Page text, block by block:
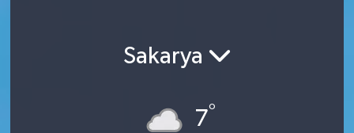
Sakarya
7°